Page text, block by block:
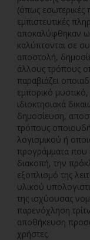
(όπως εσωτερικές
εμπιστευτικές
αποκαλύφθηκαν
καλύπτονται σε
αποστολή,
άλλους τρόπους
παραβιάζει
εμπορικό
ιδιοκτησιακά
δημοσίευση,
τρόπους
λογισμικού ή
προγράμματα που
διακοπή, την
εξοπλισμό της
υλικού
της ισχύουσας
παρενόχληση
αποθήκευση
χρήστες.